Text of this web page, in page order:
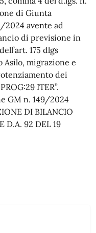
di Giunta
2024 avente ad
di previsione in
175 dlgs
migrazione e
dei
ITER”.
GM n. 149/2024
DI BILANCIO
D.A. 92 DEL 19